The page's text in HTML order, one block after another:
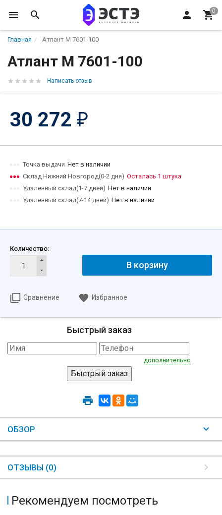
Главная Атлант M 7601-100
Атлант M 7601-100
Написать отзыв
30 272 ₽
Точка выдачи Нет в наличии
Склад Нижний Новгород(0-2 дня) Осталась 1 штука
Удаленный склад(1-7 дней) Нет в наличии
Удаленный склад(7-14 дней) Нет в наличии
Количество:
В корзину
Сравнение Избранное
Быстрый заказ
дополнительно
ОБЗОР
ОТЗЫВЫ (0)
Рекомендуем посмотреть